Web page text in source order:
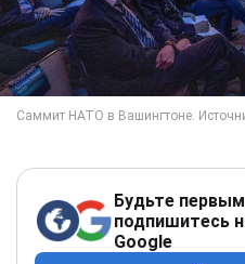
Будьте
подпишитесь
Google